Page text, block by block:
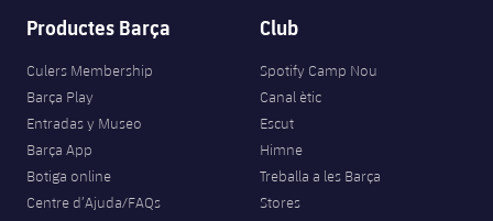
Productes Barça
Culers Membership
Barça Play
Entradas y Museo
Barça App
Botiga online
Centre d’Ajuda/FAQs
Club
Spotify Camp Nou
Canal ètic
Escut
Himne
Treballa a les Barça
Stores